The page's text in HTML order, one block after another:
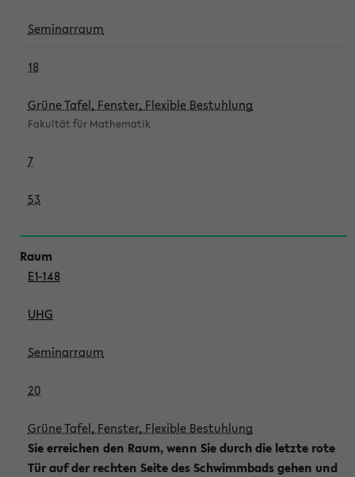
Seminarraum
18
Grüne Tafel, Fenster, Flexible Bestuhlung
Fakultät für Mathematik
7
53
E1-148
UHG
Seminarraum
20
Grüne Tafel, Fenster, Flexible Bestuhlung
Sie erreichen den Raum, wenn Sie durch die letzte rote
Tür auf der rechten Seite des Schwimmbads gehen und